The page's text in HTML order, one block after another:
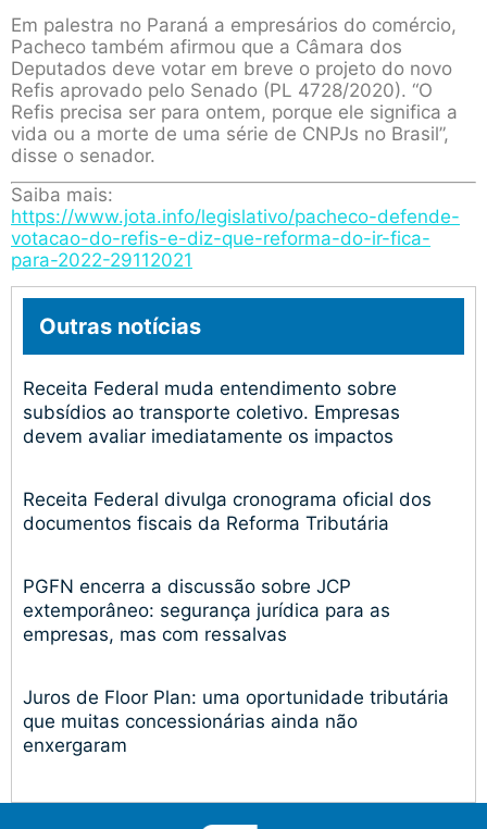
Em palestra no Paraná a empresários do comércio,
Pacheco também afirmou que a Câmara dos
Deputados deve votar em breve o projeto do novo
Refis aprovado pelo Senado (PL 4728/2020). “O
Refis precisa ser para ontem, porque ele significa a
vida ou a morte de uma série de CNPJs no Brasil”,
disse o senador.
Saiba mais:
https://www.jota.info/legislativo/pacheco-defende-
votacao-do-refis-e-diz-que-reforma-do-ir-fica-
para-2022-29112021
Outras notícias
Receita Federal muda entendimento sobre
subsídios ao transporte coletivo. Empresas
devem avaliar imediatamente os impactos
Receita Federal divulga cronograma oficial dos
documentos fiscais da Reforma Tributária
PGFN encerra a discussão sobre JCP
extemporâneo: segurança jurídica para as
empresas, mas com ressalvas
Juros de Floor Plan: uma oportunidade tributária
que muitas concessionárias ainda não
enxergaram